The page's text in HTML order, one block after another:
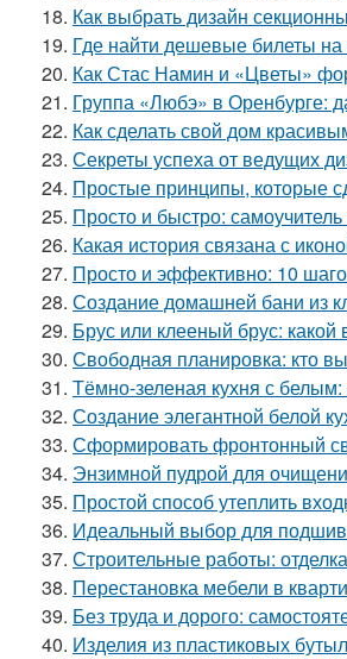
18. Как выбрать дизайн
19. Где найти дешевые билеты
20. Как Стас Намин и «Цветы»
21. Группа «Любэ» в Оренбурге:
22. Как сделать свой дом
23. Секреты успеха от ведущих
24. Простые принципы, которые
25. Просто и быстро:
26. Какая история связана с
27. Просто и эффективно: 10
28. Создание домашней бани из
29. Брус или клееный брус:
30. Свободная планировка: кто
31. Тёмно-зеленая кухня с белым:
32. Создание элегантной белой
33. Сформировать фронтонный
34. Энзимной пудрой для
35. Простой способ утеплить
36. Идеальный выбор для
37. Строительные работы:
38. Перестановка мебели в
39. Без труда и дорого:
40. Изделия из пластиковых